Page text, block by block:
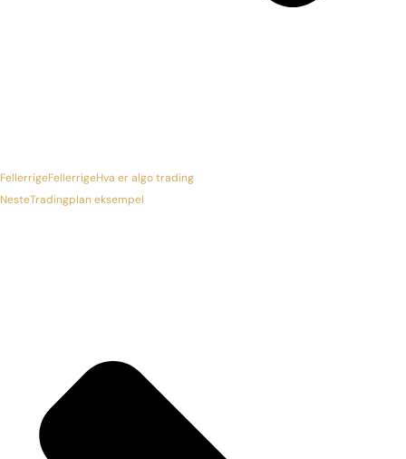
FellerrigeFellerrigeHva er algo trading
NesteTradingplan eksempel